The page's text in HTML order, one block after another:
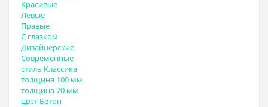
Красивые
Левые
Правые
С глазком
Дизайнерские
Современные
стиль Классика
толщина 100 мм
толщина 70 мм
цвет Бетон